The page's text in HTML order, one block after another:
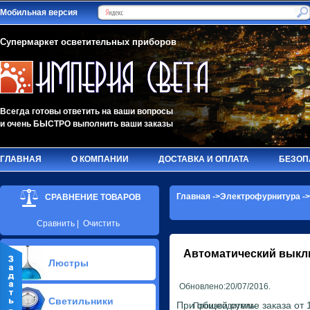
Мобильная версия
Супермаркет осветительных приборов
Всегда готовы ответить на ваши вопросы
и очень БЫСТРО выполнить ваши заказы
ГЛАВНАЯ О КОМПАНИИ ДОСТАВКА И ОПЛАТА
Главная ->Электрофурнитура -
Автоматический
Обновлено:20/07/2016.
Производитель:
При общей сумме заказа от
СРАВНЕНИЕ ТОВАРОВ
Сравнить Очистить
Люстры
Припотолочные люстры(579)
Потолочные люстры Led(91)
Светильники